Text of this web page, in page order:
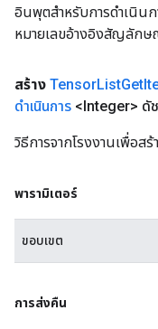
อินพุตสำหรับการดำเนิน
หมายเลขอ้างอิงสัญลัก
สร้าง TensorListGet
ดำเนินการ <Integer> ดั
วิธีการจากโรงงานเพื่อส
พารามิเตอร์
ขอบเขต
การส่งคืน